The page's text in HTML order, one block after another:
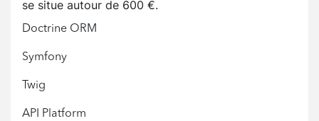
se situe autour de 600 €.
Doctrine ORM
Symfony
Twig
API Platform